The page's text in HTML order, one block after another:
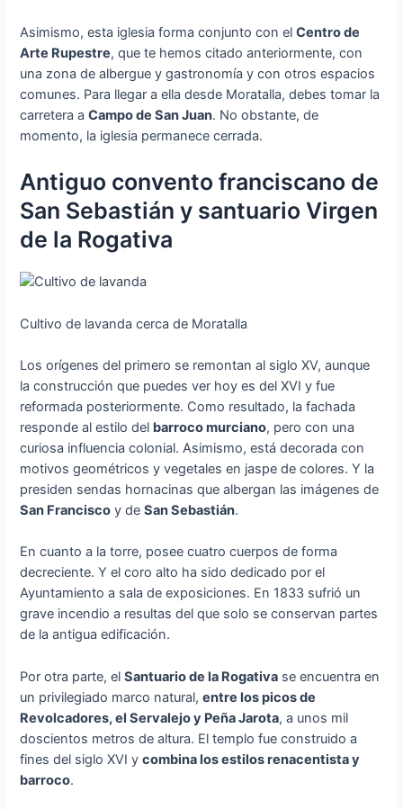
Asimismo, esta iglesia forma conjunto con elCentro de
Arte Rupestre, que te hemos citado anteriormente, con
una zona de albergue y gastronomía y con otros espacios
comunes. Para llegar a ella desde Moratalla, debes tomar la
carretera aCampo de San Juan. No obstante, de
momento, la iglesia permanece cerrada.
Antiguo convento franciscano de
San Sebastián y santuario Virgen
de la Rogativa
Cultivo de lavanda cerca de Moratalla
Los orígenes del primero se remontan al siglo XV, aunque
la construcción que puedes ver hoy es del XVI y fue
reformada posteriormente. Como resultado, la fachada
responde al estilo del barroco murciano, pero con una
curiosa influencia colonial. Asimismo, está decorada con
motivos geométricos y vegetales en jaspe de colores. Y la
presiden sendas hornacinas que albergan las imágenes de
San Francisco y deSan Sebastián.
En cuanto a la torre, posee cuatro cuerpos de forma
decreciente. Y el coro alto ha sido dedicado por el
Ayuntamiento a sala de exposiciones. En 1833 sufrió un
grave incendio a resultas del que solo se conservan partes
de la antigua edificación.
Por otra parte, elSantuario de la Rogativa se encuentra en
un privilegiado marco natural,entre los picos de
Revolcadores, el Servalejo y Peña Jarota, a unos mil
doscientos metros de altura. El templo fue construido a
fines del siglo XVI ycombina los estilos renacentista y
barroco.